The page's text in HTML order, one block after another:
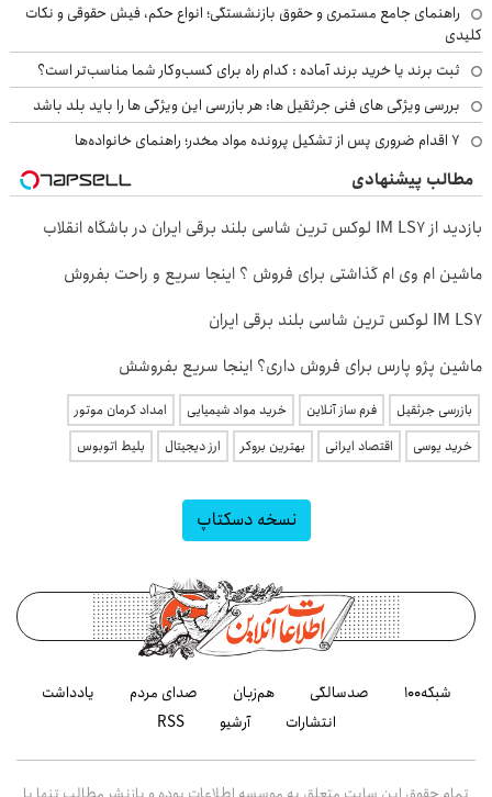
راهنمای جامع مستمری و حقوق بازنشستگی؛ انواع حکم، فیش حقوقی و نکات
کلیدی
ثبت برند یا خرید برند آماده : کدام راه برای کسب‌وکار شما مناسب‌تر است؟
بررسی ویژگی های فنی جرثقیل ها: هر بازرسی این ویژگی ها را باید بلد باشد
۷ اقدام ضروری پس از تشکیل پرونده مواد مخدر؛ راهنمای خانواده‌ها
مطالب پیشنهادی
بازدید از IM LS7 لوکس ترین شاسی بلند برقی ایران در باشگاه انقلاب
ماشین ام وی ام گذاشتی برای فروش ؟ اینجا سریع و راحت بفروش
IM LS7 لوکس ترین شاسی بلند برقی ایران
ماشین پژو پارس برای فروش داری؟ اینجا سریع بفروشش
بازرسی جرثقیل فرم ساز آنلاین خرید مواد شیمیایی
امداد کرمان موتور
خرید یوسی
اقتصاد ایرانی بهترین بروکر ارز دیجیتال بلیط اتوبوس
نسخه دسکتاپ
شبکه۱۰۰ صدسالگی هم‌زبان صدای مردم
یادداشت
انتشارات
آرشیو RSS